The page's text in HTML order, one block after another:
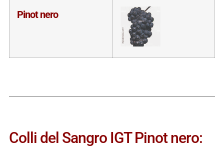
Pinot nero
Colli del Sangro IGT Pinot nero: